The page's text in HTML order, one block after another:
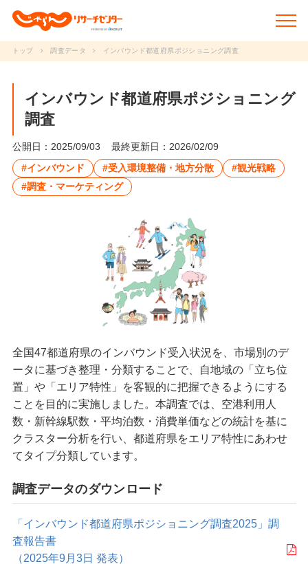
調査データ
研究事例
動画で学ぶ
トップ 調査データ インバウンド都道府県ポジショニング調査
インバウンド都道府県ポジショニング
調査
公開日：2025/09/03
最終更新日：2026/02/09
#インバウンド
#受入環境整備・地方分散
#観光戦略
#調査・マーケティング
全国47都道府県のインバウンド受入状況を、市場別のデ
ータに基づき整理・分類することで、自地域の「立ち位
置」や「エリア特性」を客観的に把握できるようにする
ことを目的に実施しました。本調査では、空港利用人
数・新幹線駅数・平均泊数・消費単価などの統計を基に
クラスター分析を行い、都道府県をエリア特性にあわせ
てタイプ分類しています。
調査データのダウンロード
「インバウンド都道府県ポジショニング調査2025」調
査報告書
（2025年9月3日 発表）